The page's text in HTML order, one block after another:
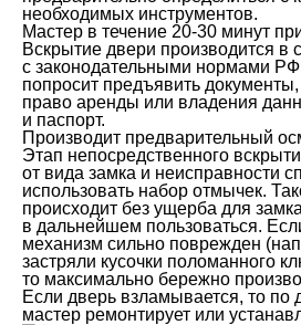
необходимых инструментов.
Мастер в течение 20-30 минут
Вскрытие двери производится в
с законодательными нормами
попросит предъявить
право аренды или владения
и паспорт.
Производит предварительный
Этап непосредственного
от вида замка и неисправности
использовать набор отмычек.
происходит без ущерба для
в дальнейшем пользоваться.
механизм сильно поврежден
застряли кусочки поломанного
то максимально бережно
Если дверь взламывается, то по
мастер ремонтирует или